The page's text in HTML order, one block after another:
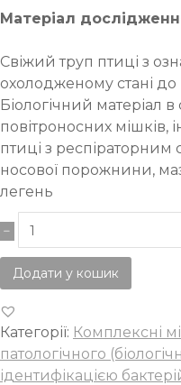
Матеріал
Свіжий труп птиці з
охолодженому стані до
Біологічний матеріал
повітроносних мішків,
птиці з
носової порожнини,
легень
Додати у кошик
Категорії: Комплексні
патологічного
ідентифікацією